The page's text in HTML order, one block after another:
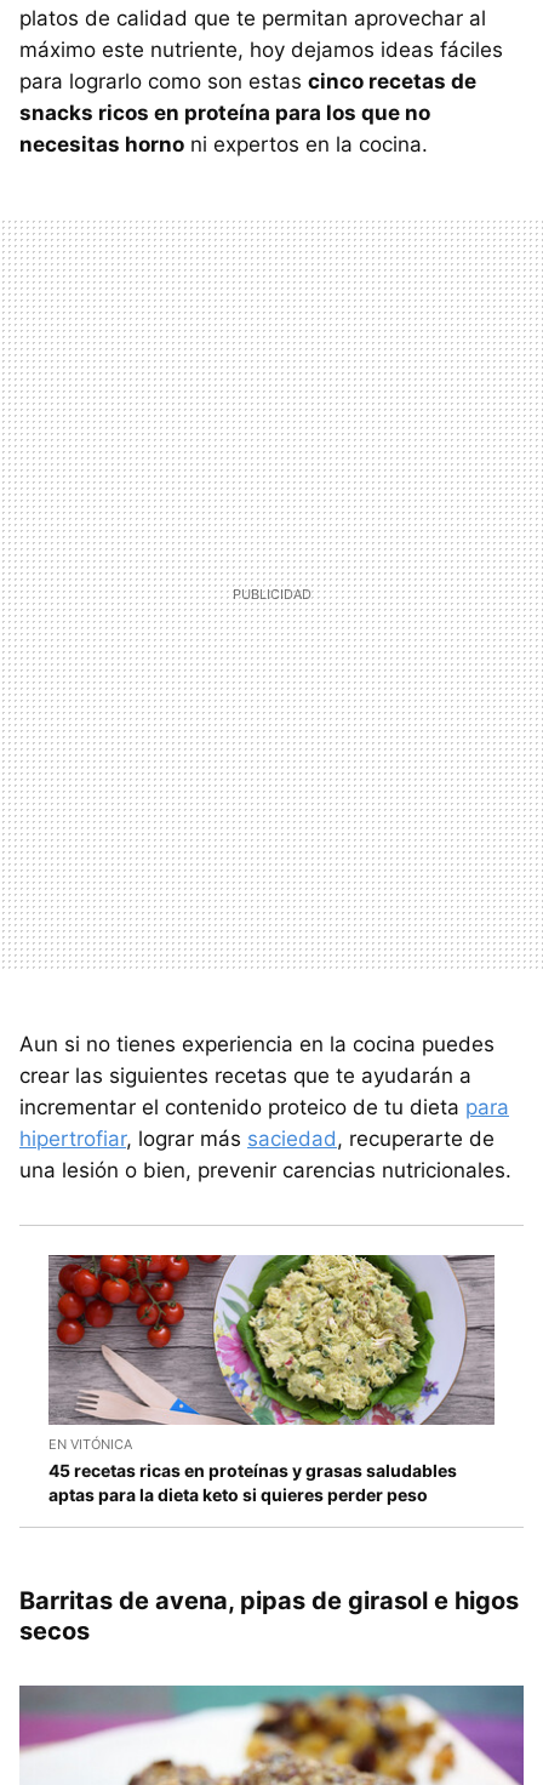
platos de calidad que te permitan aprovechar al
máximo este nutriente, hoy dejamos ideas fáciles
para lograrlo como son estas cinco recetas de
snacks ricos en proteína para los que no
necesitas horno ni expertos en la cocina.
Aun si no tienes experiencia en la cocina puedes
crear las siguientes recetas que te ayudarán a
incrementar el contenido proteico de tu dieta para
hipertrofiar, lograr más saciedad, recuperarte de
una lesión o bien, prevenir carencias nutricionales.
EN VITÓNICA
45 recetas ricas en proteínas y grasas saludables
aptas para la dieta keto si quieres perder peso
Barritas de avena, pipas de girasol e higos
secos